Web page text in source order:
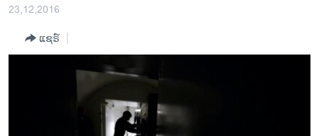
ຫາ
ຂ່າວ​ຈີນ
ໂລກ
ອິດສະຫຼະພາບດ້ານການຂ່າວ
23,12,2016
ແຊຣ໌